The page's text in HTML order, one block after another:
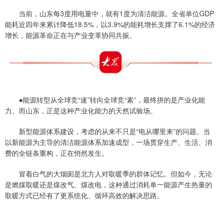
当前，山东每3度用电量中，就有1度为清洁能源。全省单位GDP
能耗近四年来累计降低18.5%，以3.9%的能耗增长支撑了6.1%的经济
增长，能源革命正在与产业变革协同共振。
●能源转型从全球竞“速”转向全球竞“素”，最终拼的是产业化能
力。而山东，正是这种产业化能力的天然试验场。
新型能源体系建设，考虑的从来不只是“电从哪里来”的问题。当
以新能源为主导的清洁能源体系加速成型，一场贯穿生产、生活、消
费的全链条重构，正在悄然发生。
冒着白气的大烟囱是北方人对取暖季的群体记忆。但如今，无论
是燃煤取暖还是煤改气、煤改电，这种通过消耗单一能源产生热量的
取暖方式已经有了更系统化、循环高效的解决思路。